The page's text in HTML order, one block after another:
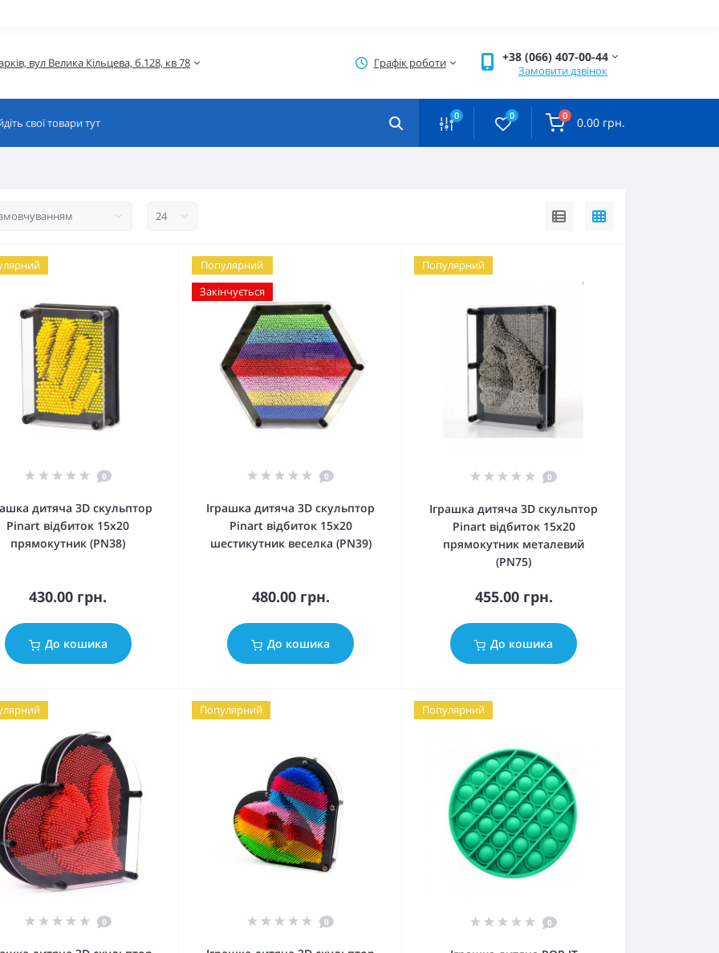
Графік роботи +38 (066) 407-00-44
Замовити дзвінок
0 0 0 0.00 грн.
0
дитяча 3D скульптор
Pinart відбиток 15x20
прямокутник (PN38)
430.00 грн.
До кошика
Популярний
Закінчується
0
Іграшка дитяча 3D скульптор
Pinart відбиток 15x20
шестикутник веселка (PN39)
480.00 грн.
До кошика
Популярний
0
Іграшка дитяча 3D скульптор
Pinart відбиток 15х20
прямокутник металевий
(PN75)
455.00 грн.
До кошика
0
Популярний
0
Популярний
0